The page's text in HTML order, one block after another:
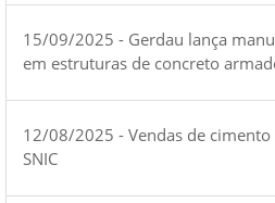
15/09/2025 - Gerdau lança
em estruturas de concreto
12/08/2025 - Vendas de
SNIC